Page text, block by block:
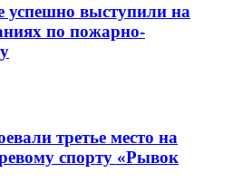
успешно выступили на
по пожарно-
третье место на
спорту «Рывок